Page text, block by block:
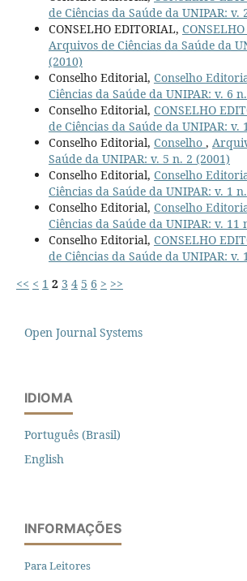
de Ciências da Saúde da UNIPAR: v.
CONSELHO EDITORIAL,
Arquivos de Ciências da Saúde da
(2010)
Conselho Editorial, Conselho
Ciências da Saúde da UNIPAR: v. 6
Conselho Editorial, CONSELHO
de Ciências da Saúde da UNIPAR: v.
Conselho Editorial, Conselho ,
Saúde da UNIPAR: v. 5 n. 2 (2001)
Conselho Editorial, Conselho
Ciências da Saúde da UNIPAR: v. 1
Conselho Editorial, Conselho
Ciências da Saúde da UNIPAR: v. 11
Conselho Editorial, CONSELHO
de Ciências da Saúde da UNIPAR: v.
<< < 1 2 3 4 5 6 > >>
Open Journal Systems
IDIOMA
Português (Brasil)
English
INFORMAÇÕES
Para Leitores